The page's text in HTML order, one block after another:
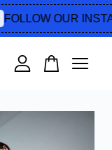
OUR
空的。